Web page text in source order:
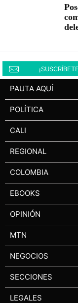
PAUTA AQUÍ
POLÍTICA
CALI
REGIONAL
COLOMBIA
EBOOKS
OPINIÓN
MTN
NEGOCIOS
SECCIONES
LEGALES